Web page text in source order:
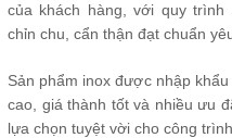
của khách hàng, với quy
chỉn chu, cẩn thận đạt chuẩn
Sản phẩm inox được nhập
cao, giá thành tốt và nhiều ưu
lựa chọn tuyệt vời cho công